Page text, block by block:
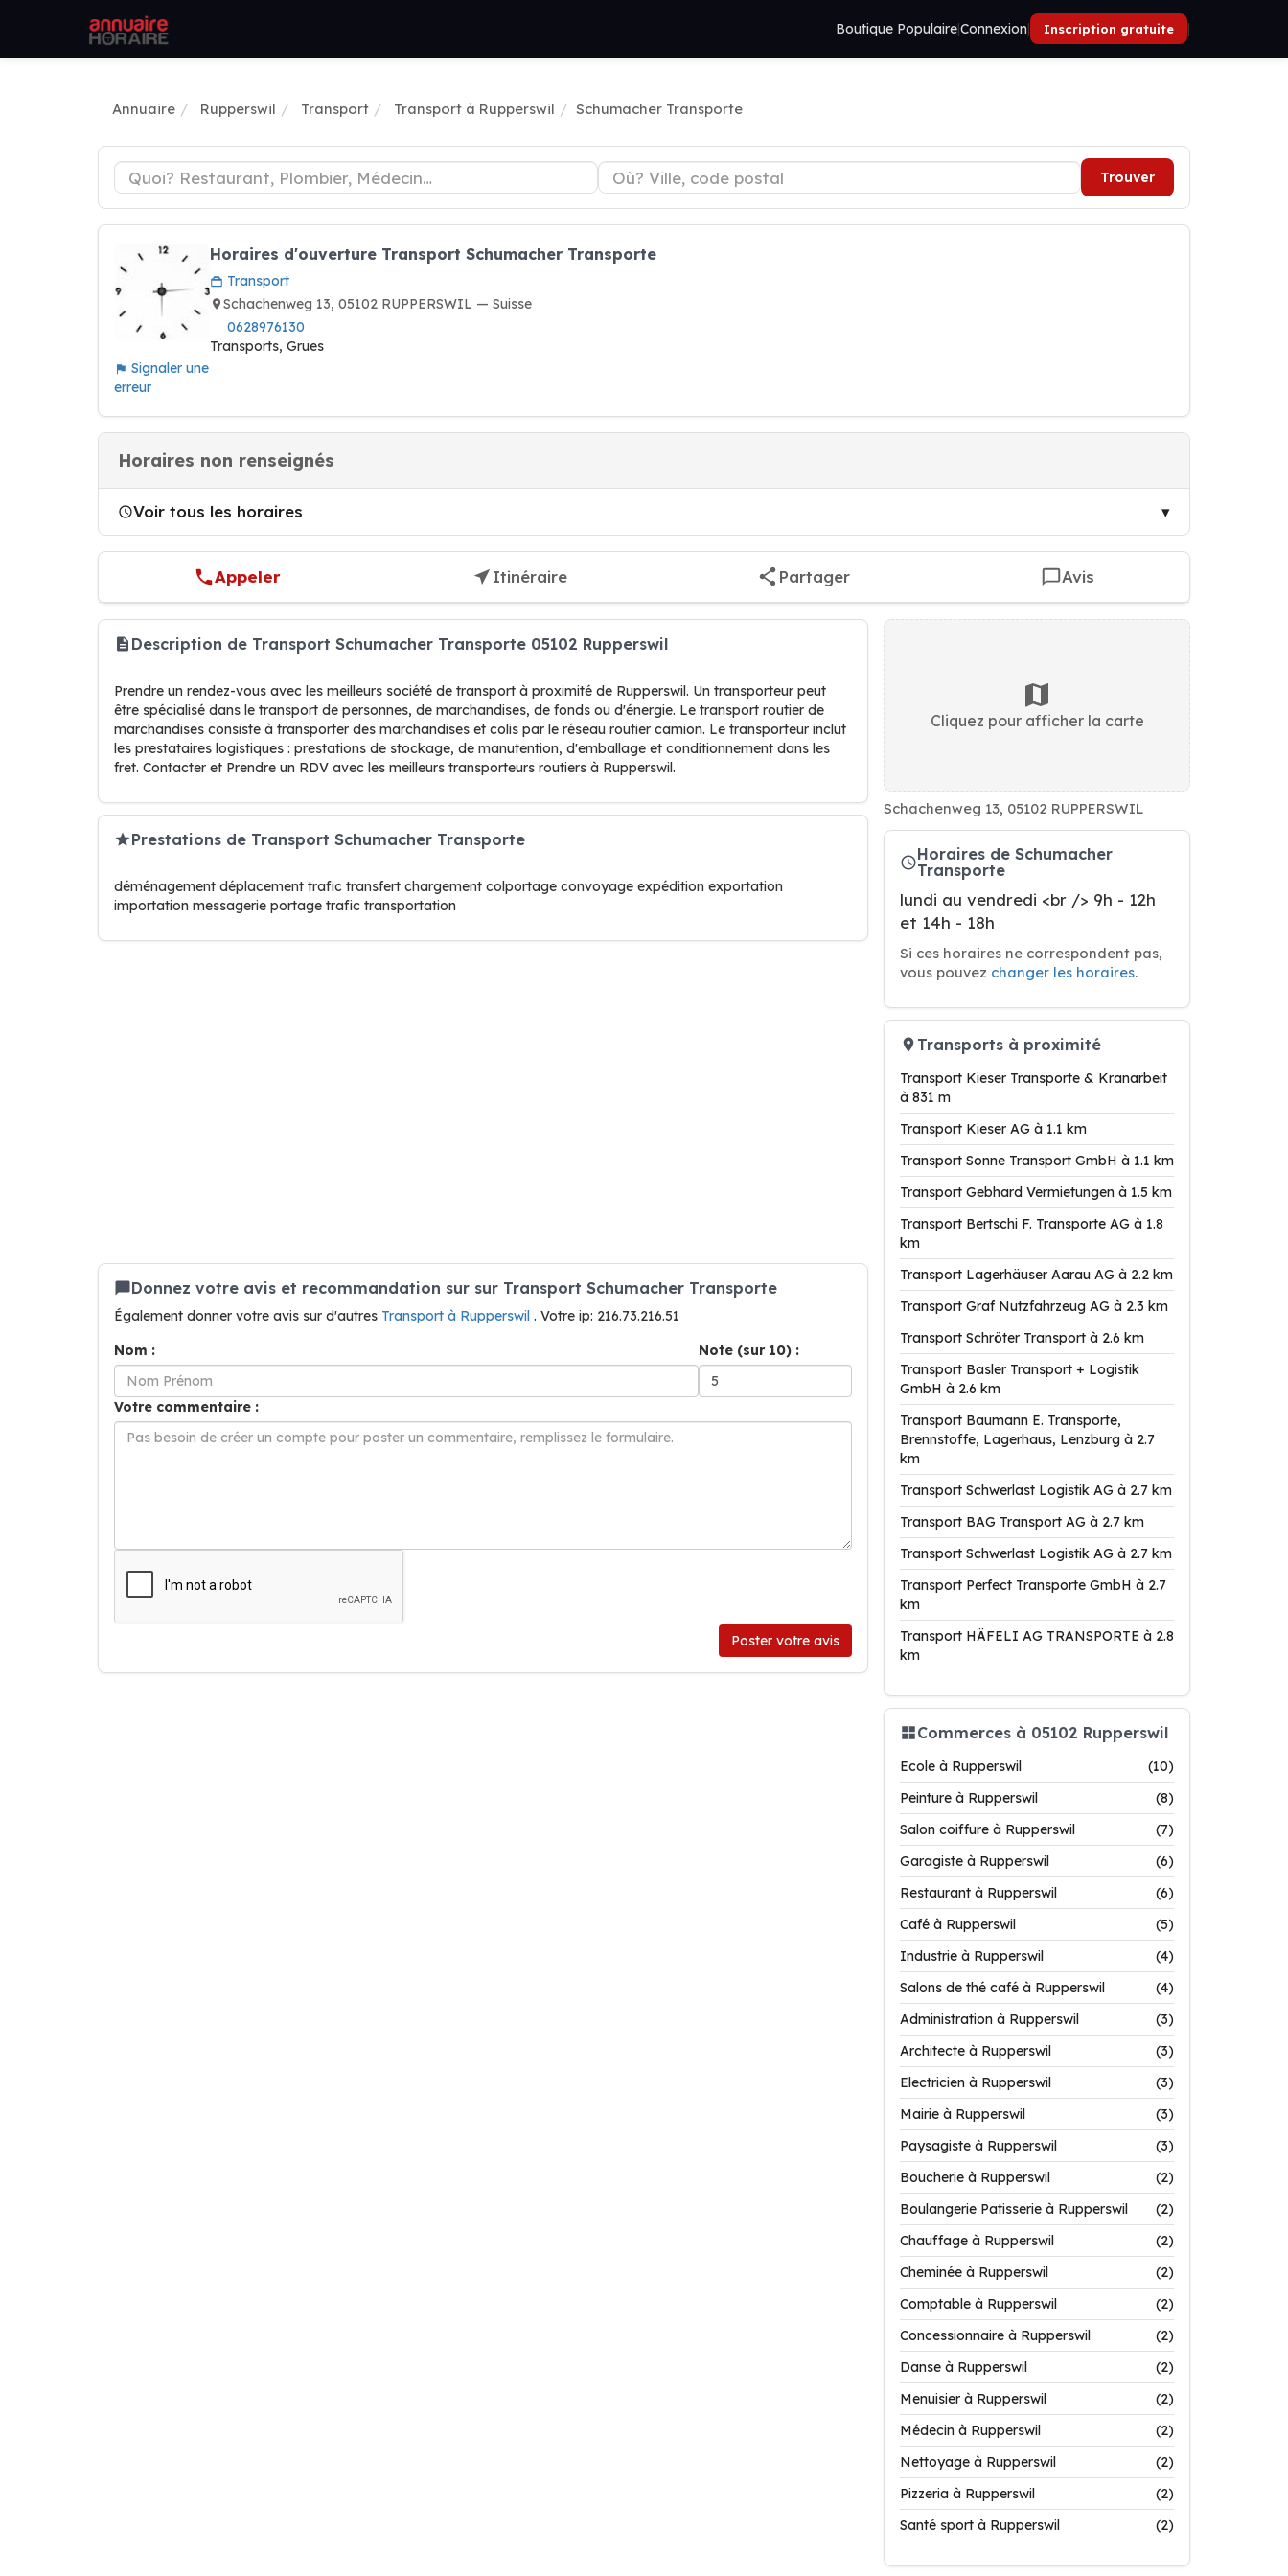
Boutique Populaire|Connexion| Inscription gratuite |
Annuaire Rupperswil Transport Transport à Rupperswil Schumacher Transporte
Trouver
Signaler une
erreur
Horaires d'ouverture Transport Schumacher Transporte
Transport
Schachenweg 13, 05102 RUPPERSWIL — Suisse
0628976130
Transports, Grues
Horaires non renseignés
Voir tous les horaires
Appeler Itinéraire Partager Avis
Description de Transport Schumacher Transporte 05102 Rupperswil
Prendre un rendez-vous avec les meilleurs société de transport à proximité de Rupperswil. Un transporteur peut
être spécialisé dans le transport de personnes, de marchandises, de fonds ou d'énergie. Le transport routier de
marchandises consiste à transporter des marchandises et colis par le réseau routier camion. Le transporteur inclut
les prestataires logistiques : prestations de stockage, de manutention, d'emballage et conditionnement dans les
fret. Contacter et Prendre un RDV avec les meilleurs transporteurs routiers à Rupperswil.
Prestations de Transport Schumacher Transporte
déménagement déplacement trafic transfert chargement colportage convoyage expédition exportation
importation messagerie portage trafic transportation
Donnez votre avis et recommandation sur sur Transport Schumacher Transporte
Également donner votre avis sur d'autres Transport à Rupperswil . Votre ip: 216.73.216.51
Nom :
Note (sur 10) :
Votre commentaire :
Poster votre avis
Cliquez pour afficher la carte
Schachenweg 13, 05102 RUPPERSWIL
Horaires de Schumacher
Transporte
lundi au vendredi <br /> 9h - 12h
et 14h - 18h
Si ces horaires ne correspondent pas,
vous pouvez changer les horaires.
Transports à proximité
Transport Kieser Transporte & Kranarbeit
à 831 m
Transport Kieser AG à 1.1 km
Transport Sonne Transport GmbH à 1.1 km
Transport Gebhard Vermietungen à 1.5 km
Transport Bertschi F. Transporte AG à 1.8
km
Transport Lagerhäuser Aarau AG à 2.2 km
Transport Graf Nutzfahrzeug AG à 2.3 km
Transport Schröter Transport à 2.6 km
Transport Basler Transport + Logistik
GmbH à 2.6 km
Transport Baumann E. Transporte,
Brennstoffe, Lagerhaus, Lenzburg à 2.7
km
Transport Schwerlast Logistik AG à 2.7 km
Transport BAG Transport AG à 2.7 km
Transport Schwerlast Logistik AG à 2.7 km
Transport Perfect Transporte GmbH à 2.7
km
Transport HÄFELI AG TRANSPORTE à 2.8
km
Commerces à 05102 Rupperswil
Ecole à Rupperswil
(10)
Peinture à Rupperswil
(8)
Salon coiffure à Rupperswil
(7)
Garagiste à Rupperswil
(6)
Restaurant à Rupperswil
(6)
Café à Rupperswil
(5)
Industrie à Rupperswil
(4)
Salons de thé café à Rupperswil
(4)
Administration à Rupperswil
(3)
Architecte à Rupperswil
(3)
Electricien à Rupperswil
(3)
Mairie à Rupperswil
(3)
Paysagiste à Rupperswil
(3)
Boucherie à Rupperswil
(2)
Boulangerie Patisserie à Rupperswil
(2)
Chauffage à Rupperswil
(2)
Cheminée à Rupperswil
(2)
Comptable à Rupperswil
(2)
Concessionnaire à Rupperswil
(2)
Danse à Rupperswil
(2)
Menuisier à Rupperswil
(2)
Médecin à Rupperswil
(2)
Nettoyage à Rupperswil
(2)
Pizzeria à Rupperswil
(2)
Santé sport à Rupperswil
(2)